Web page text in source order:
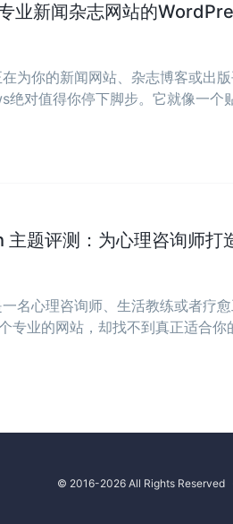
业新闻杂志网站的
为你的新闻网站、杂志博客或出
绝对值得你停下脚步。它就像一个
题评测：为心理咨询师打
名心理咨询师、生活教练或者疗
专业的网站，却找不到真正适合
© 2016-2026 All Rights Reserved